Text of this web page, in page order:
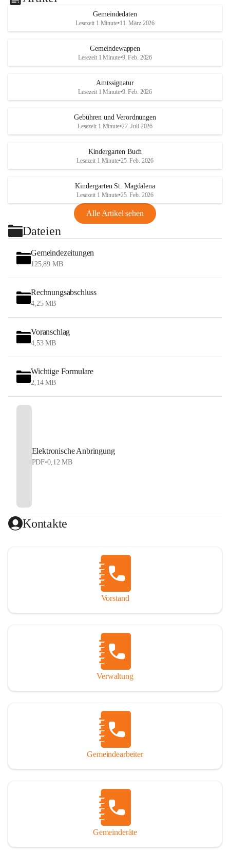
Gemeindedaten
Lesezeit 1 Minute•11. März 2026
Gemeindewappen
Lesezeit 1 Minute•9. Feb. 2026
Amtssignatur
Lesezeit 1 Minute•9. Feb. 2026
Gebühren und Verordnungen
Lesezeit 1 Minute•27. Juli 2026
Kindergarten Buch
Lesezeit 1 Minute•25. Feb. 2026
Kindergarten St. Magdalena
Lesezeit 1 Minute•25. Feb. 2026
Alle Artikel sehen
Dateien
Gemeindezeitungen
125,89 MB
Rechnungsabschluss
4,25 MB
Voranschlag
4,53 MB
Wichtige Formulare
2,14 MB
Elektronische Anbringung
PDF•0,12 MB
Kontakte
Vorstand
Verwaltung
Gemeindearbeiter
Gemeinderäte